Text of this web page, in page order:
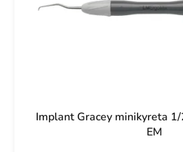
Implant Gracey minikyreta
EM